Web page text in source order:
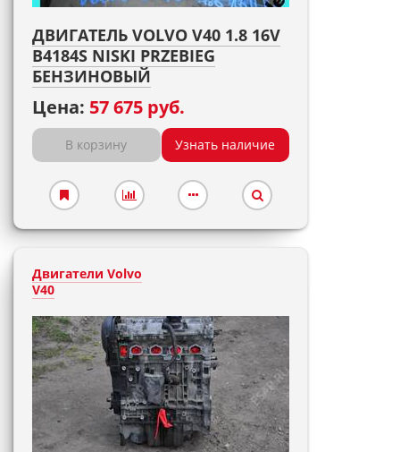
ДВИГАТЕЛЬ VOLVO V40 1.8 16V
B4184S NISKI PRZEBIEG
БЕНЗИНОВЫЙ
Цена: 57 675 руб.
В корзину Узнать наличие
Двигатели Volvo
V40